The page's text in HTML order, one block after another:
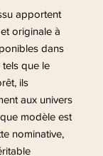
apportent
originale à
dans
que le
ils
aux univers
modèle est
nominative,